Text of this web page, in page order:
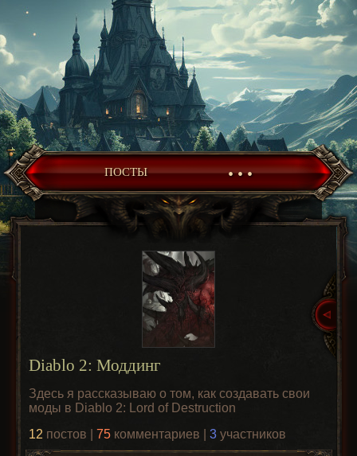
ПОСТЫ • • •
Diablo 2: Моддинг
Здесь я рассказываю о том, как создавать свои
моды в Diablo 2: Lord of Destruction
12 постов |75 комментариев |3 участников